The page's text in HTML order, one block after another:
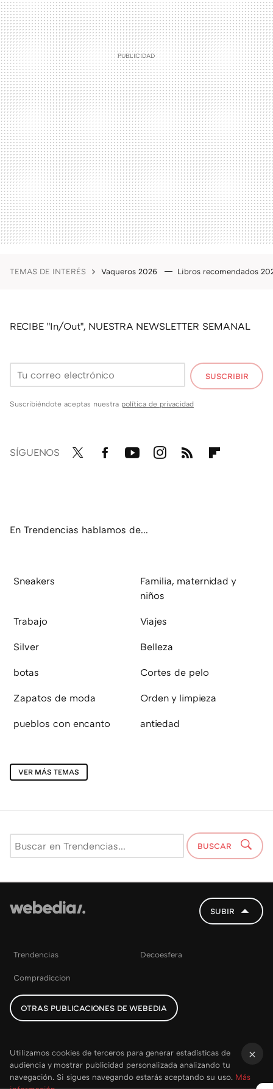
TEMAS DE INTERÉS Vaqueros 2026 Libros recomendados
RECIBE "In/Out", NUESTRA NEWSLETTER SEMANAL
SUSCRIBIR
Suscribiéndote aceptas nuestra política de privacidad
SÍGUENOS
En Trendencias hablamos de...
Sneakers
Familia, maternidad y
niños
Trabajo Viajes
Silver Belleza
botas Cortes de pelo
Zapatos de moda Orden y limpieza
pueblos con encanto antiedad
VER MÁS TEMAS
BUSCAR
SUBIR
Trendencias Decoesfera
Compradiccion
OTRAS PUBLICACIONES DE WEBEDIA
Utilizamos cookies de terceros para generar estadísticas de
audiencia y mostrar publicidad personalizada analizando tu
navegación. Si sigues navegando estarás aceptando su uso. Más